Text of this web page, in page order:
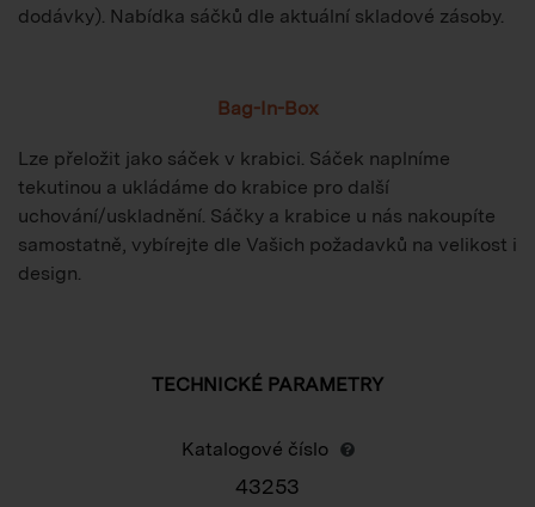
dodávky). Nabídka sáčků dle aktuální skladové zásoby.
Bag-In-Box
Lze přeložit jako sáček v krabici. Sáček naplníme
tekutinou a ukládáme do krabice pro další
uchování/uskladnění. Sáčky a krabice u nás nakoupíte
samostatně, vybírejte dle Vašich požadavků na velikost i
design.
TECHNICKÉ PARAMETRY
Katalogové číslo
43253